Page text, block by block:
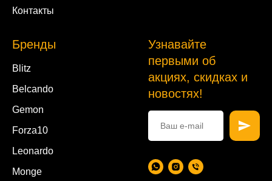
Контакты
Бренды
Blitz
Belcando
Gemon
Forza10
Leonardo
Monge
Узнавайте
первыми об
акциях, скидках и
новостях!